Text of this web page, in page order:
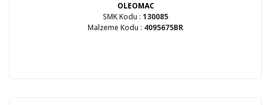
OLEOMAC
SMK Kodu : 130085
Malzeme Kodu : 4095675BR